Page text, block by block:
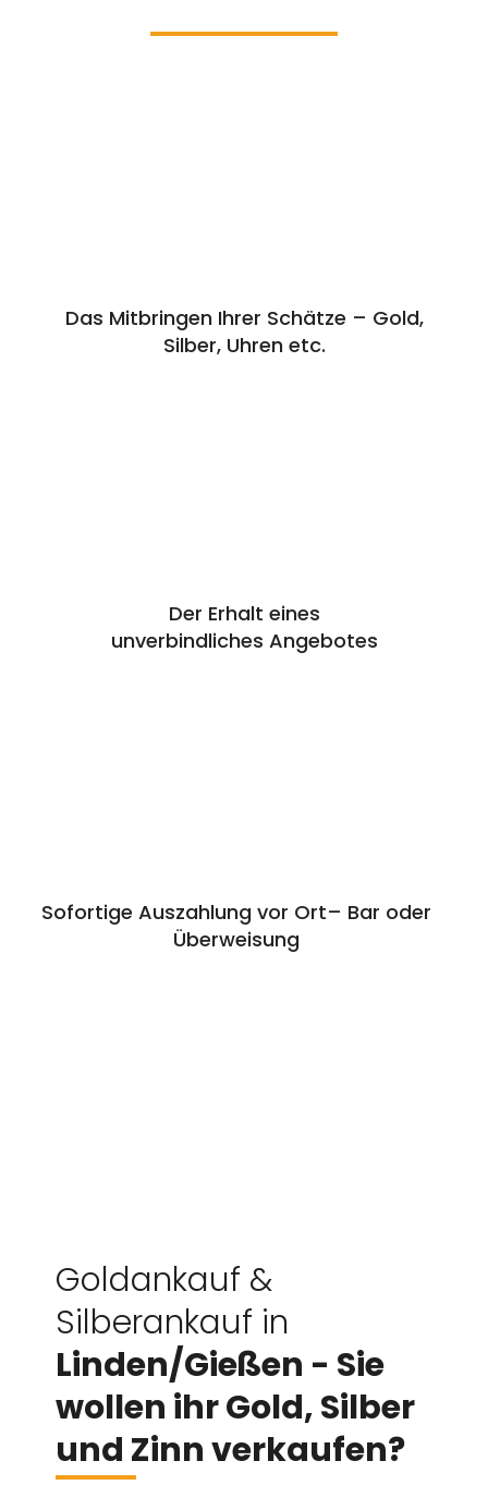
Das Mitbringen Ihrer Schätze – Gold,
Silber, Uhren etc.
Der Erhalt eines
unverbindliches Angebotes
Sofortige Auszahlung vor Ort– Bar oder
Überweisung
Goldankauf &
Silberankauf in
Linden/Gießen - Sie
wollen ihr Gold, Silber
und Zinn verkaufen?